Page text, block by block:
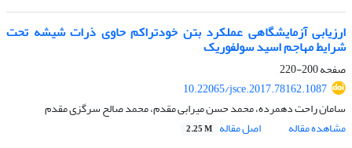
ارزیابی آزمایشگاهی عملکرد بتن خودتراکم حاوی ذرات شیشه تحت
شرایط مهاجم اسید سولفوریک
صفحه200-220
10.22065/jsce.2017.78162.1087
سامان راحت دهمرده، محمد حسن میرابی مقدم، محمد صالح سرگزی مقدم
مشاهده مقاله
اصل مقاله 2.25 M